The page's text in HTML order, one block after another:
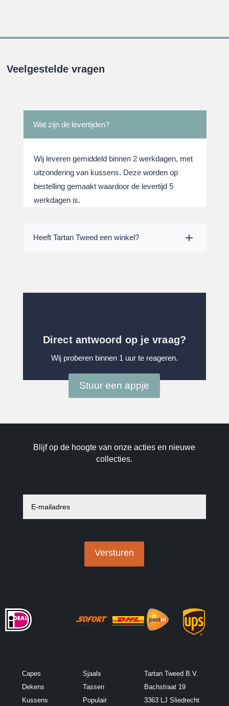
Veelgestelde vragen
Wat zijn de levertijden?
Wij leveren gemiddeld binnen 2 werkdagen, met
uitzondering van kussens. Deze worden op
bestelling gemaakt waardoor de levertijd 5
werkdagen is.
Heeft Tartan Tweed een winkel?
Direct antwoord op je vraag?
Wij proberen binnen 1 uur te reageren.
Stuur een appje
Blijf op de hoogte van onze acties en nieuwe
collecties.
E
a
Versturen
Capes
Dekens
Kussens
Sjaals
Tassen
Populair
Tartan Tweed B.V.
Bachstraat 19
3363 LJ Sliedrecht